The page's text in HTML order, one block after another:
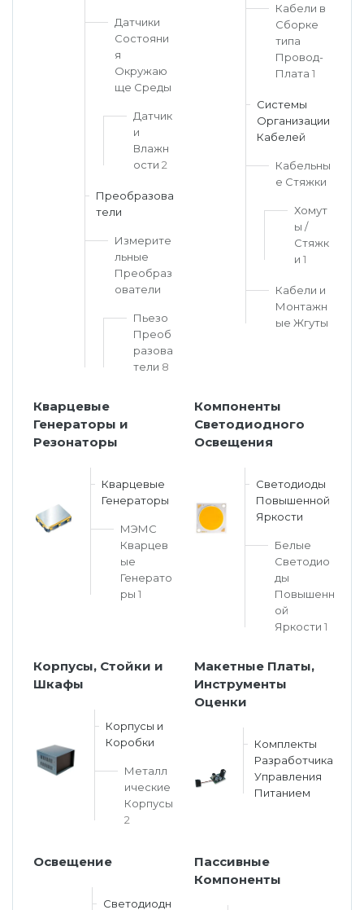
Датчики
Состояни
я
Окружаю
ще Среды
Датчик
и
Влажн
ости 2
Преобразова
тели
Измерите
льные
Преобраз
ователи
Пьезо
Преоб
разова
тели 8
Кабели в
Сборке
типа
Провод-
Плата 1
Системы
Организации
Кабелей
Кабельны
е Стяжки
Хомут
ы /
Стяжк
и 1
Кабели и
Монтажн
ые Жгуты
Кварцевые
Генераторы и
Резонаторы
Кварцевые
Генераторы
МЭМС
Кварцев
ые
Генерато
ры 1
Компоненты
Светодиодного
Освещения
Светодиоды
Повышенной
Яркости
Белые
Светодио
ды
Повышенн
ой
Яркости 1
Корпусы, Стойки и
Шкафы
Корпусы и
Коробки
Металл
ические
Корпусы
2
Макетные Платы,
Инструменты
Оценки
Комплекты
Разработчика
Управления
Питанием
Освещение
Светодиодн
Пассивные
Компоненты